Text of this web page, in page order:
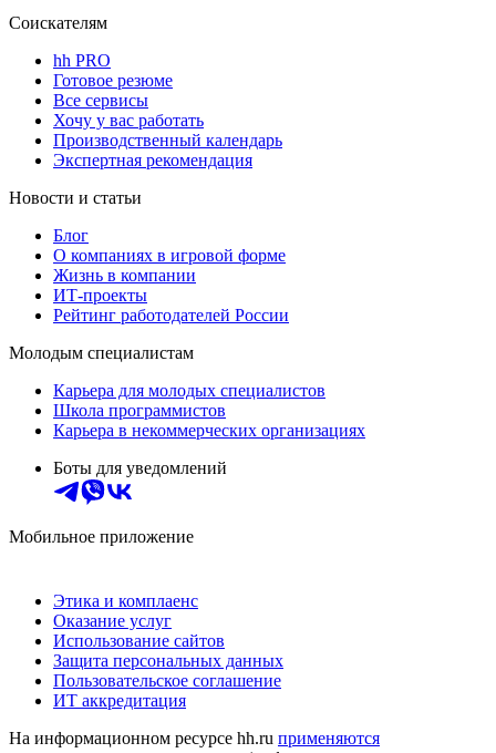
Соискателям
hh PRO
Готовое резюме
Все сервисы
Хочу у вас работать
Производственный календарь
Экспертная рекомендация
Новости и статьи
Блог
О компаниях в игровой форме
Жизнь в компании
ИТ-проекты
Рейтинг работодателей России
Молодым специалистам
Карьера для молодых специалистов
Школа программистов
Карьера в некоммерческих организациях
Боты для уведомлений
Мобильное приложение
Этика и комплаенс
Оказание услуг
Использование сайтов
Защита персональных данных
Пользовательское соглашение
ИТ аккредитация
На информационном ресурсе hh.ru применяются